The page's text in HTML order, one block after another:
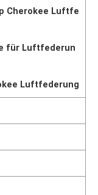
Cherokee Luftfe
für Luftfederun
Luftfederung